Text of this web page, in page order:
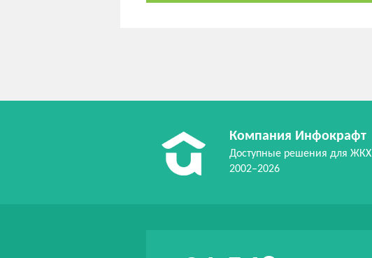
Компания Инфокрафт
Доступные решения для ЖКХ
2002–2026